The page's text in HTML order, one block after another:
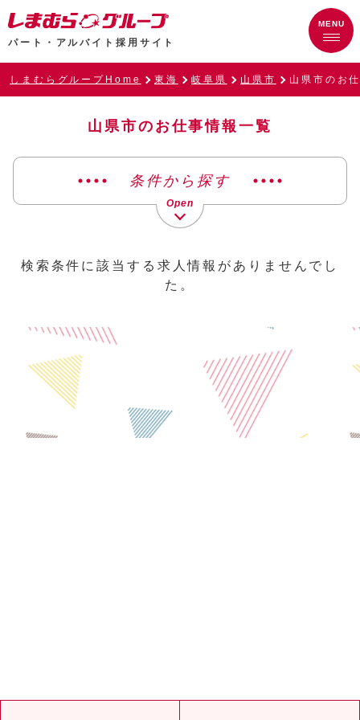
パート・アルバイト採用サイト
しまむらグループHome 東海 岐阜県 山県市 山県市のお
山県市のお仕事情報一覧
条件から探す
検索条件に該当する求人情報がありませんでし
た。